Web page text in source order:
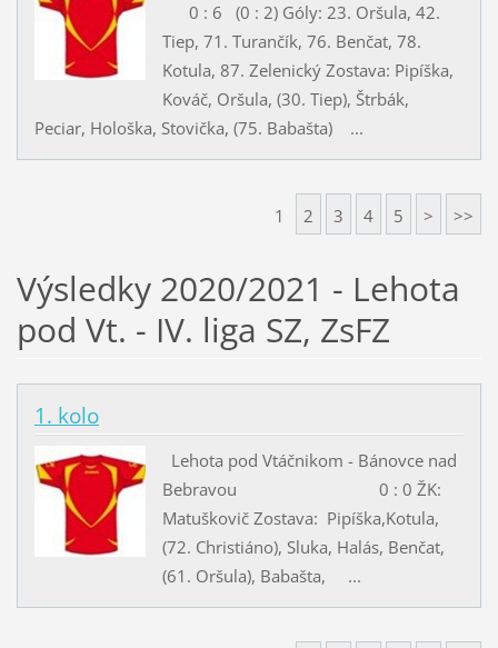
0 : 6 (0 : 2) Góly: 23. Oršula, 42.
Tiep, 71. Turančík, 76. Benčat, 78.
Kotula, 87. Zelenický Zostava: Pipíška,
Kováč, Oršula, (30. Tiep), Štrbák,
Peciar, Hološka, Stovička, (75. Babašta) ...
1 2 3 4 5 > >>
Výsledky 2020/2021 - Lehota
pod Vt. - IV. liga SZ, ZsFZ
1. kolo
Lehota pod Vtáčnikom - Bánovce nad
Bebravou 0 : 0 ŽK:
Matuškovič Zostava: Pipíška,Kotula,
(72. Christiáno), Sluka, Halás, Benčat,
(61. Oršula), Babašta, ...